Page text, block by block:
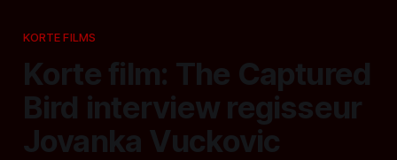
KORTE FILMS
Korte film: The Captured
Bird interview regisseur
Jovanka Vuckovic